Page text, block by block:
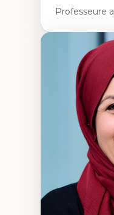
Professeure
Expertises
Méthodes
Acteurs
Approches
Études des
Relations